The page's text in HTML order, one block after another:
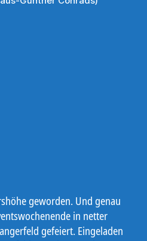
geworden. Und genau
in netter
gefeiert. Eingeladen